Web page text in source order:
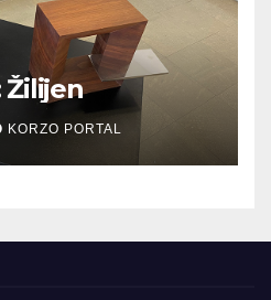
Žilijen
KORZO PORTAL